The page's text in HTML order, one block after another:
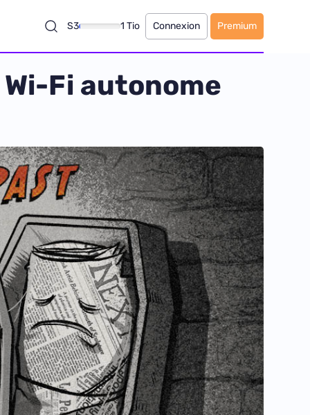
S3 1 Tio Connexion Premium
Fi autonome